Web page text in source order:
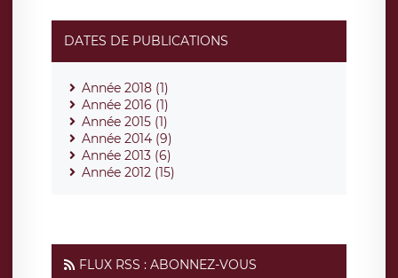
DATES DE PUBLICATIONS
Année 2018 (1)
Année 2016 (1)
Année 2015 (1)
Année 2014 (9)
Année 2013 (6)
Année 2012 (15)
FLUX RSS : ABONNEZ-VOUS